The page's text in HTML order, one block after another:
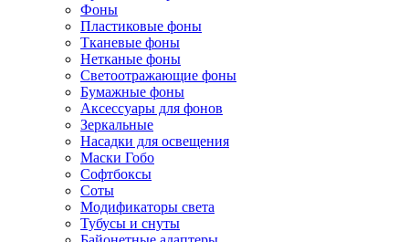
Фоны
Пластиковые фоны
Тканевые фоны
Нетканые фоны
Светоотражающие фоны
Бумажные фоны
Аксессуары для фонов
Зеркальные
Насадки для освещения
Маски Гобо
Софтбоксы
Соты
Модификаторы света
Тубусы и снуты